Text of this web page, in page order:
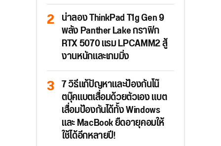
น่าลอง ThinkPad T1g Gen 9
พลัง Panther Lake กราฟิก
RTX 5070 แรม LPCAMM2 สู้
งานหนักและเกมมิ่ง
7 วิธีแก้ปัญหาและป้องกันโน๊
ตบุ๊คแบตเสื่อมด้วยตัวเอง แบต
เสื่อมป้องกันได้ทั้ง Windows
และ MacBook ยืดอายุคอมให้
ใช้ได้อีกหลายปี!